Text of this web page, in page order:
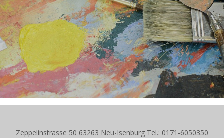
Zeppelinstrasse 50 63263 Neu-Isenburg Tel.: 0171-6050350